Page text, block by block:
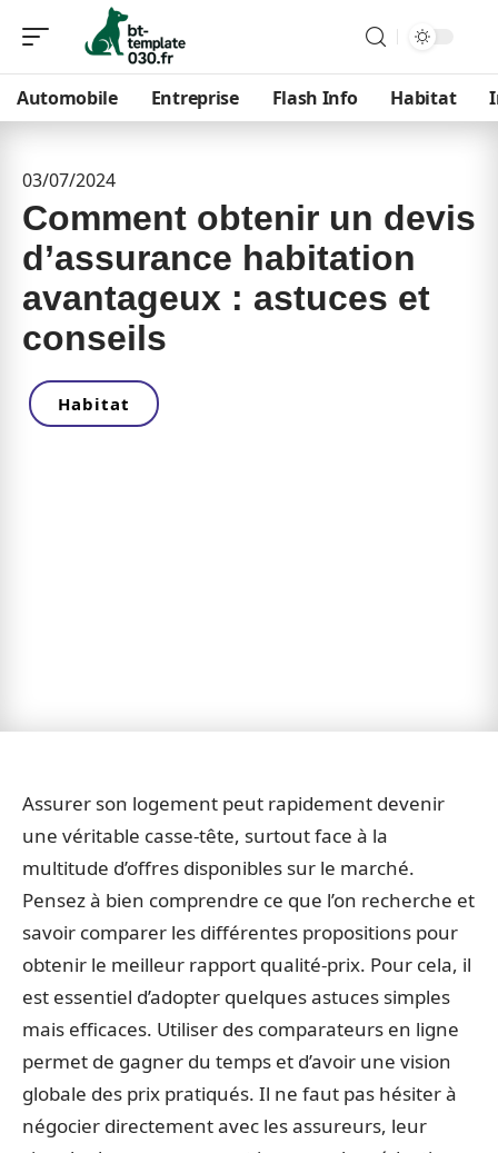
Automobile Entreprise Flash Info Habitat
03/07/2024
Comment obtenir un devis
d’assurance habitation
avantageux : astuces et
conseils
Habitat
Assurer son logement peut rapidement devenir
une véritable casse-tête, surtout face à la
multitude d’offres disponibles sur le marché.
Pensez à bien comprendre ce que l’on recherche et
savoir comparer les différentes propositions pour
obtenir le meilleur rapport qualité-prix. Pour cela, il
est essentiel d’adopter quelques astuces simples
mais efficaces. Utiliser des comparateurs en ligne
permet de gagner du temps et d’avoir une vision
globale des prix pratiqués. Il ne faut pas hésiter à
négocier directement avec les assureurs, leur